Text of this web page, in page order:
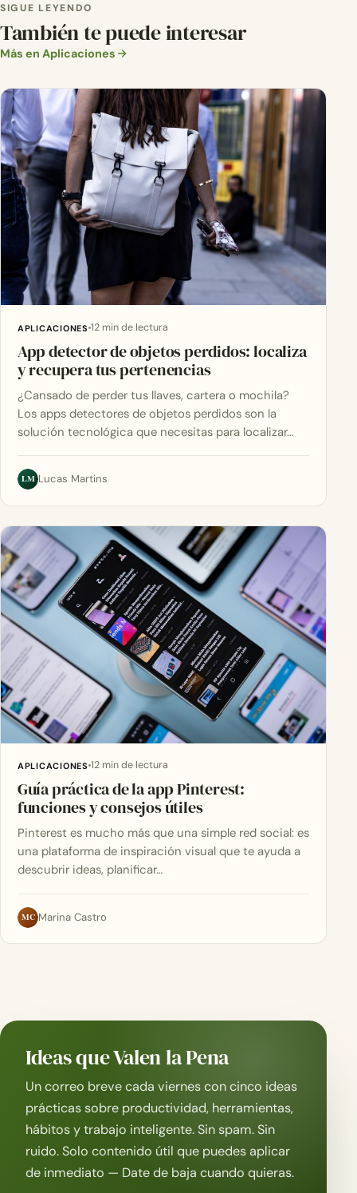
SIGUE LEYENDO
También te puede interesar
Más en Aplicaciones
APLICACIONES 12 min de lectura
App detector de objetos perdidos: localiza
y recupera tus pertenencias
¿Cansado de perder tus llaves, cartera o mochila?
Los apps detectores de objetos perdidos son la
solución tecnológica que necesitas para localizar…
LM Lucas Martins
APLICACIONES 12 min de lectura
Guía práctica de la app Pinterest:
funciones y consejos útiles
Pinterest es mucho más que una simple red social: es
una plataforma de inspiración visual que te ayuda a
descubrir ideas, planificar…
MC Marina Castro
Ideas que Valen la Pena
Un correo breve cada viernes con cinco ideas
prácticas sobre productividad, herramientas,
hábitos y trabajo inteligente. Sin spam. Sin
ruido. Solo contenido útil que puedes aplicar
de inmediato — Date de baja cuando quieras.